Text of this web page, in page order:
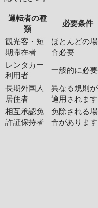
運転者の種
類
必要条件
観光客・短
期滞在者
ほとんどの場
合必要
レンタカー
利用者
一般的に必要
長期外国人
居住者
異なる規則が
適用されます
相互承認免
許証保持者
免除される場
合があります